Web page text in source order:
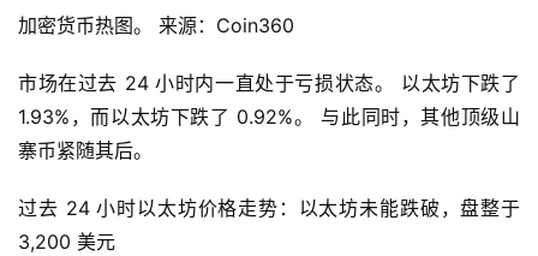
加密货币热图。 来源：Coin360
市场在过去 24 小时内一直处于亏损状态。 以太坊下跌了
1.93%，而以太坊下跌了 0.92%。 与此同时，其他顶级山
寨币紧随其后。
过去 24 小时以太坊价格走势：以太坊未能跌破，盘整于
3,200 美元